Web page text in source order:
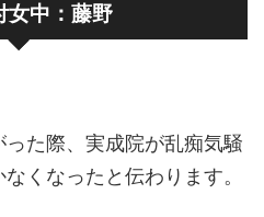
女中：藤野
た際、実成院が乱痴気騒
くなったと伝わります。